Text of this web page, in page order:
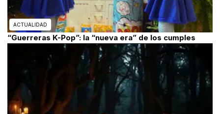
ACTUALIDAD
“Guerreras K-Pop”: la “nueva era” de los cumples